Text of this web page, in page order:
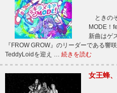
ときの
MODE！
新曲はゲ
『FROW GROW』のリーダーである響
TeddyLoidを迎え … 続きを読む
女王蜂